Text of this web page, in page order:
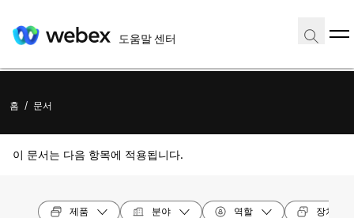
도움말 센터
홈 / 문서
이 문서는 다음 항목에 적용됩니다.
제품 분야 역할 장치 모